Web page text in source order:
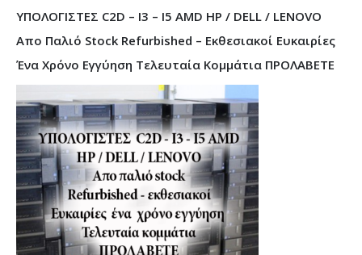
ΥΠΟΛΟΓΙΣΤΕΣ C2D – I3 – I5 AMD HP / DELL / LENOVO
Απο Παλιό Stock Refurbished – Εκθεσιακοί Ευκαιρίες
Ένα Χρόνο Εγγύηση Τελευταία Κομμάτια ΠΡΟΛΑΒΕΤΕ